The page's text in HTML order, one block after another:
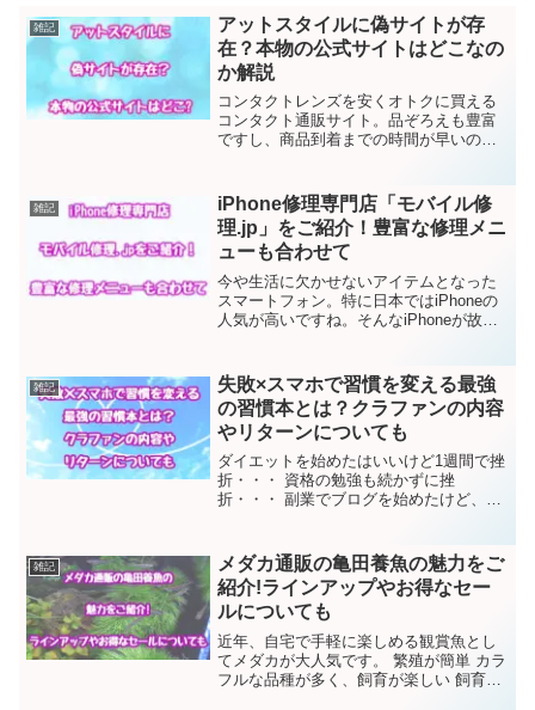
雑記
アットスタイルに偽サイトが存
在？本物の公式サイトはどこなの
か解説
コンタクトレンズを安くオトクに買える
コンタクト通販サイト。品ぞろえも豊富
ですし、商品到着までの時間が早いのも
た。その中で一番使いやすいな、と思っ
たのがアットスタイル！北海...
雑記
iPhone修理専門店「モバイル修
理.jp」をご紹介！豊富な修理メニ
ューも合わせて
今や生活に欠かせないアイテムとなった
スマートフォン。特に日本ではiPhoneの
人気が高いですね。そんなiPhoneが故障
早く、お手頃な料金で、安心して頼める
ところに頼み...
雑記
失敗×スマホで習慣を変える最強
の習慣本とは？クラファンの内容
やリターンについても
ダイエットを始めたはいいけど1週間で挫
折・・・ 資格の勉強も続かずに挫
折・・・ 副業でブログを始めたけど、地
トや勉強などは習慣にできればいつから
は成果が出るものですが、...
雑記
メダカ通販の亀田養魚の魅力をご
紹介!ラインアップやお得なセー
ルについても
近年、自宅で手軽に楽しめる観賞魚とし
てメダカが大人気です。 繁殖が簡単 カラ
フルな品種が多く、飼育が楽しい 飼育コ